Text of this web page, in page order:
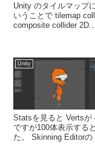
Unity のタイルマップ
いうことで tilemap
composite collider 2D...
Unity
Statsを見ると Vertsが
ですが100体表示する
た。 Skinning Editor